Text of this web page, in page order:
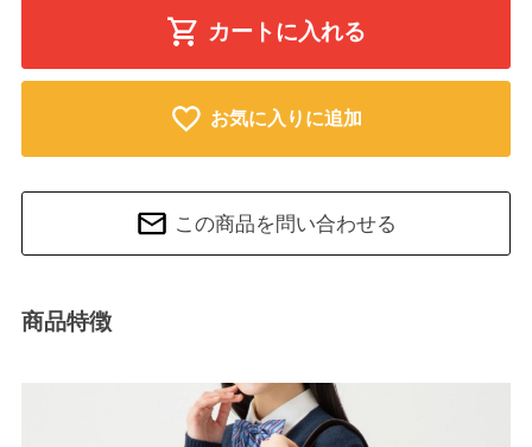
カートに入れる
お気に入りに追加
この商品を問い合わせる
商品特徴